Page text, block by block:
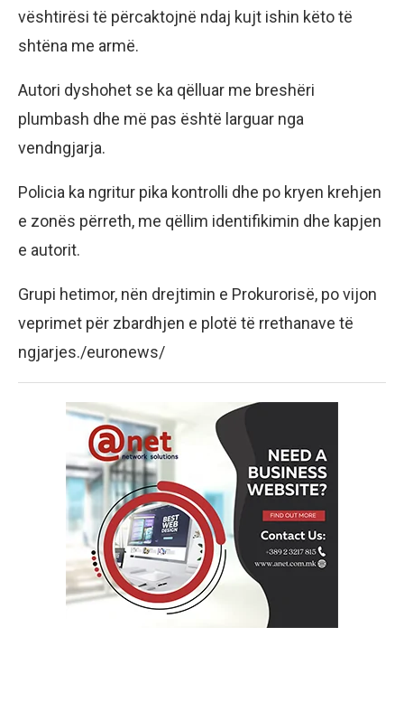
vështirësi të përcaktojnë ndaj kujt ishin këto të
shtëna me armë.
Autori dyshohet se ka qëlluar me breshëri
plumbash dhe më pas është larguar nga
vendngjarja.
Policia ka ngritur pika kontrolli dhe po kryen krehjen
e zonës përreth, me qëllim identifikimin dhe kapjen
e autorit.
Grupi hetimor, nën drejtimin e Prokurorisë, po vijon
veprimet për zbardhjen e plotë të rrethanave të
ngjarjes./euronews/